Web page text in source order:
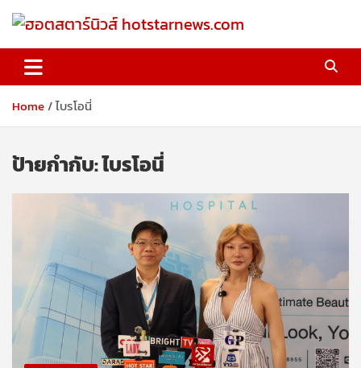
ฮอตสตาร์นิวส์ hotstarnews.com
Home ไบรโอนี่
ป้ายกำกับ:ไบรโอนี่